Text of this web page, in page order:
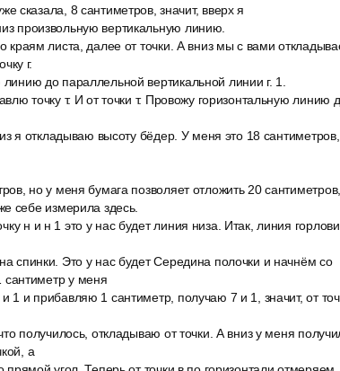
сказала, 8 сантиметров, значит, вверх я
произвольную вертикальную линию.
краям листа, далее от точки. А вниз мы с вами
г.
до параллельной вертикальной линии г. 1.
точку т. И от точки т. Провожу горизонтальную линию
я откладываю высоту бёдер. У меня это 18 сантиметров,
но у меня бумага позволяет отложить 20
себе измерила здесь.
н и н 1 это у нас будет линия низа. Итак, линия
спинки. Это у нас будет Середина полочки и начнём со
у меня
и прибавляю 1 сантиметр, получаю 7 и 1, значит, от
получилось, откладываю от точки. А вниз у меня
а